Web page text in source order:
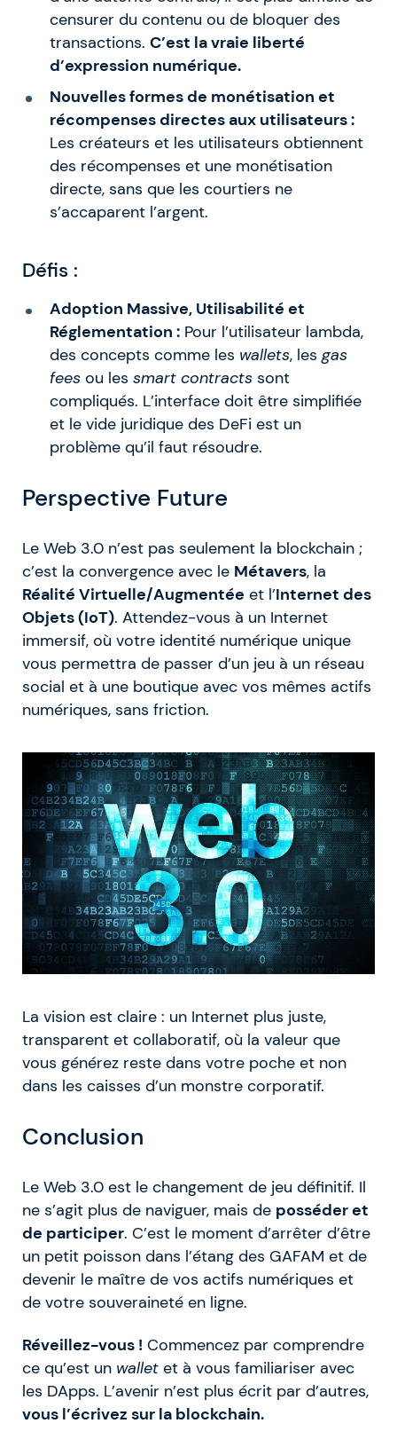
censurer du contenu ou de bloquer des
transactions. C’est la vraie liberté
d’expression numérique.
Nouvelles formes de monétisation et
récompenses directes aux utilisateurs :
Les créateurs et les utilisateurs obtiennent
des récompenses et une monétisation
directe, sans que les courtiers ne
s’accaparent l’argent.
Défis :
Adoption Massive, Utilisabilité et
Réglementation :Pour l’utilisateur lambda,
des concepts comme les wallets, lesgas
fees ou les smart contracts sont
compliqués. L’interface doit être simplifiée
et le vide juridique des DeFi est un
problème qu’il faut résoudre.
Perspective Future
Le Web 3.0 n’est pas seulement la blockchain ;
c’est la convergence avec le Métavers, la
Réalité Virtuelle/Augmentée et l’Internet des
Objets (IoT). Attendez-vous à un Internet
immersif, où votre identité numérique unique
vous permettra de passer d’un jeu à un réseau
social et à une boutique avec vos mêmes actifs
numériques, sans friction.
La vision est claire : un Internet plus juste,
transparent et collaboratif, où la valeur que
vous générez reste dans votre poche et non
dans les caisses d’un monstre corporatif.
Conclusion
Le Web 3.0 est le changement de jeu définitif. Il
ne s’agit plus de naviguer, mais de posséder et
de participer. C’est le moment d’arrêter d’être
un petit poisson dans l’étang des GAFAM et de
devenir le maître de vos actifs numériques et
de votre souveraineté en ligne.
Réveillez-vous ! Commencez par comprendre
ce qu’est un wallet et à vous familiariser avec
les DApps. L’avenir n’est plus écrit par d’autres,
vous l’écrivez sur la blockchain.